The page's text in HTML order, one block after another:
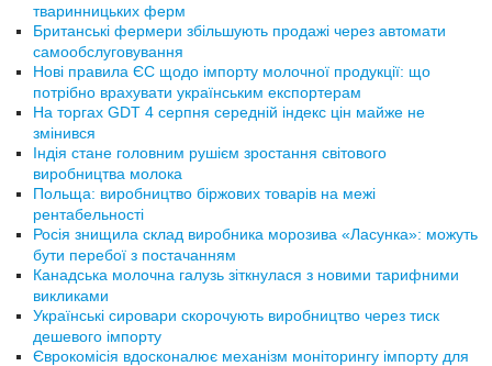
тваринницьких ферм
Британські фермери збільшують продажі через автомати
самообслуговування
Нові правила ЄС щодо імпорту молочної продукції: що
потрібно врахувати українським експортерам
На торгах GDT 4 серпня середній індекс цін майже не
змінився
Індія стане головним рушієм зростання світового
виробництва молока
Польща: виробництво біржових товарів на межі
рентабельності
Росія знищила склад виробника морозива «Ласунка»: можуть
бути перебої з постачанням
Канадська молочна галузь зіткнулася з новими тарифними
викликами
Українські сировари скорочують виробництво через тиск
дешевого імпорту
Єврокомісія вдосконалює механізм моніторингу імпорту для